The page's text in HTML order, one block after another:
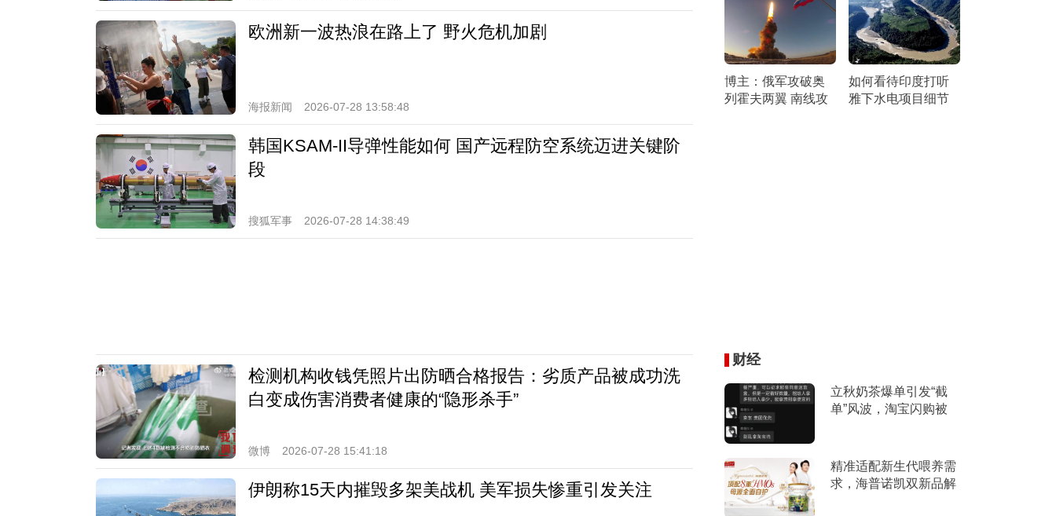
欧洲新一波热浪在路上了 野火危机加剧
海报新闻 2026-07-28 13:58:48
韩国KSAM-II导弹性能如何 国产远程防空系统迈进关键阶
段
搜狐军事 2026-07-28 14:38:49
检测机构收钱凭照片出防晒合格报告：劣质产品被成功洗
白变成伤害消费者健康的“隐形杀手”
微博 2026-07-28 15:41:18
伊朗称15天内摧毁多架美战机 美军损失惨重引发关注
博主：俄军攻破奥
列霍夫两翼 南线攻
如何看待印度打听
雅下水电项目细节
财经
立秋奶茶爆单引发“截
单”风波，淘宝闪购被
精准适配新生代喂养需
求，海普诺凯双新品解